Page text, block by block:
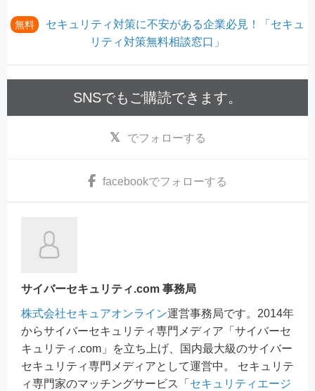
無料
セキュリティ対策に不安がある企業必見！「セキュ
リティ対策無料相談窓口」
SNSでもご購読できます。
でフォローする
facebookでフォローする
サイバーセキュリティ.com 事務局
株式会社セキュアオンライン運営事務局です。2014年
からサイバーセキュリティ専門メディア「サイバーセ
キュリティ.com」を立ち上げ、国内最大級のサイバー
セキュリティ専門メディアとして運営中。 セキュリテ
ィ専門家のマッチングサービス「 セキュリティエージ